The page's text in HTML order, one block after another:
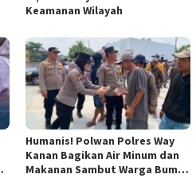
Keamanan Wilayah
Humanis! Polwan Polres Way
Kanan Bagikan Air Minum dan
Makanan Sambut Warga Bumi